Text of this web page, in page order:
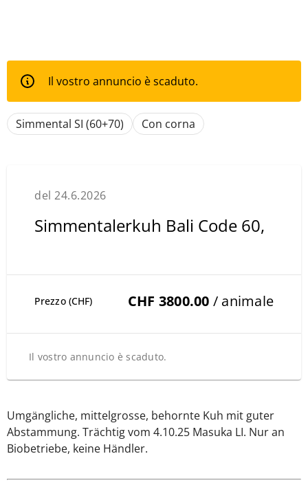
Il vostro annuncio è scaduto.
Simmental SI (60+70) Con corna
del 24.6.2026
Simmentalerkuh Bali Code 60,
Prezzo (CHF) CHF 3800.00 / animale
Il vostro annuncio è scaduto.
Umgängliche, mittelgrosse, behornte Kuh mit guter
Abstammung. Trächtig vom 4.10.25 Masuka LI. Nur an
Biobetriebe, keine Händler.